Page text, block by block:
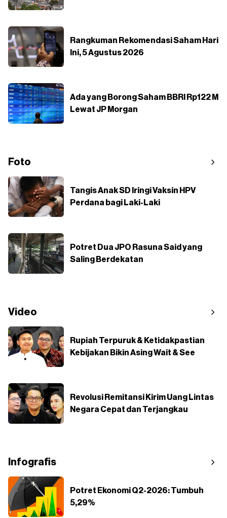
Rangkuman Rekomendasi Saham Hari
Ini, 5 Agustus 2026
Ada yang Borong Saham BBRI Rp122 M
Lewat JP Morgan
Foto
Tangis Anak SD Iringi Vaksin HPV
Perdana bagi Laki-Laki
Potret Dua JPO Rasuna Said yang
Saling Berdekatan
Video
Rupiah Terpuruk & Ketidakpastian
Kebijakan Bikin Asing Wait & See
Revolusi Remitansi Kirim Uang Lintas
Negara Cepat dan Terjangkau
Infografis
Potret Ekonomi Q2-2026: Tumbuh
5,29%